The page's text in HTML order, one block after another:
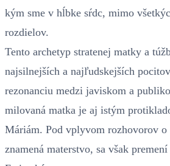
kým sme v hĺbke sŕdc, mimo
rozdielov.
Tento archetyp stratenej matky a
najsilnejších a najľudskejších
rezonanciu medzi javiskom a
milovaná matka je aj istým
Máriám. Pod vplyvom rozhovorov o
znamená materstvo, sa však